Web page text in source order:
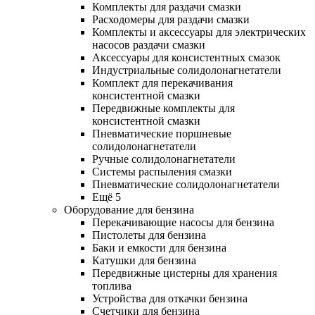
Комплекты для раздачи смазки
Расходомеры для раздачи смазки
Комплекты и аксессуары для электрических
насосов раздачи смазки
Аксессуары для консистентных смазок
Индустриальные солидолонагнетатели
Комплект для перекачивания
консистентной смазки
Передвижные комплекты для
консистентной смазки
Пневматические поршневые
солидолонагнетатели
Ручные солидолонагнетатели
Системы распыления смазки
Пневматические солидолонагнетатели
Ещё 5
Оборудование для бензина
Перекачивающие насосы для бензина
Пистолеты для бензина
Баки и емкости для бензина
Катушки для бензина
Передвижные цистерны для хранения
топлива
Устройства для откачки бензина
Счетчики для бензина